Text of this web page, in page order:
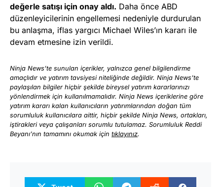
değerle satışı için onay aldı. Daha önce ABD
düzenleyicilerinin engellemesi nedeniyle durdurulan
bu anlaşma, iflas yargıcı Michael Wiles’ın kararı ile
devam etmesine izin verildi.
Ninja News’te sunulan içerikler, yalnızca genel bilgilendirme
amaçlıdır ve yatırım tavsiyesi niteliğinde değildir. Ninja News’te
paylaşılan bilgiler hiçbir şekilde bireysel yatırım kararlarınızı
yönlendirmek için kullanılmamalıdır. Ninja News içeriklerine göre
yatırım kararı kalan kullanıcıların yatırımlarından doğan tüm
sorumluluk kullanıcılara aittir, hiçbir şekilde Ninja News, ortakları,
iştirakleri veya çalışanları sorumlu tutulamaz. Sorumluluk Reddi
Beyanı’nın tamamını okumak için tıklayınız.